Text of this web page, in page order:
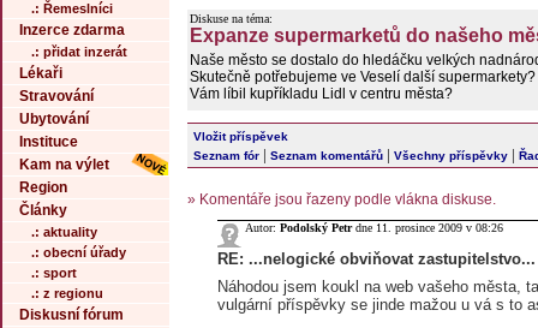
.: Řemeslníci
Inzerce zdarma
.: přidat inzerát
Lékaři
Stravování
Ubytování
Instituce
Kam na výlet
Region
Články
.: aktuality
.: obecní úřady
.: sport
.: z regionu
Diskusní fórum
Diskuse na téma:
Expanze supermarketů do našeho
Naše město se dostalo do hledáčku velkých
Skutečně potřebujeme ve Veselí další
Vám líbil kupříkladu Lidl v centru města?
Vložit příspěvek
Seznam fór | Seznam komentářů | Všechny příspěvky |
» Komentáře jsou řazeny podle vlákna diskuse.
Autor: Podolský Petrdne 11. prosince 2009 v 08:26
RE: ...nelogické obviňovat zastupitelstvo...
Náhodou jsem koukl na web vašeho města,
vulgární příspěvky se jinde mažou u vá s to